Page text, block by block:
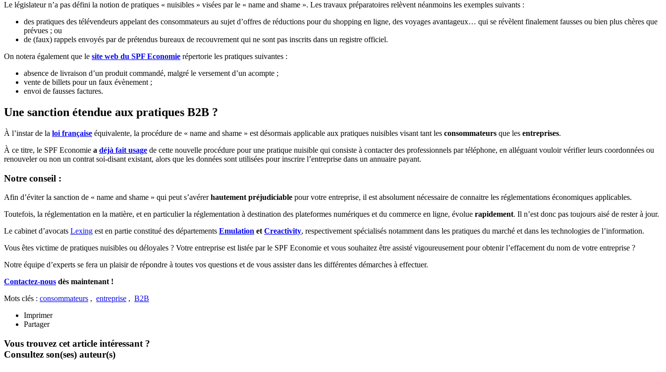
Le législateur n’a pas défini la notion de pratiques « nuisibles » visées par le « name and shame ». Les travaux préparatoires relèvent néanmoins les exemples suivants :
des pratiques des télévendeurs appelant des consommateurs au sujet d’offres de réductions pour du shopping en ligne, des voyages avantageux… qui se révèlent finalement fausses ou bien plus chères que
prévues ; ou
de (faux) rappels envoyés par de prétendus bureaux de recouvrement qui ne sont pas inscrits dans un registre officiel.
On notera également que le site web du SPF Economie répertorie les pratiques suivantes :
absence de livraison d’un produit commandé, malgré le versement d’un acompte ;
vente de billets pour un faux évènement ;
envoi de fausses factures.
Une sanction étendue aux pratiques B2B ?
À l’instar de la loi française équivalente, la procédure de « name and shame » est désormais applicable aux pratiques nuisibles visant tant les consommateurs que les entreprises.
À ce titre, le SPF Economie a déjà fait usage de cette nouvelle procédure pour une pratique nuisible qui consiste à contacter des professionnels par téléphone, en alléguant vouloir vérifier leurs coordonnées ou
renouveler ou non un contrat soi-disant existant, alors que les données sont utilisées pour inscrire l’entreprise dans un annuaire payant.
Notre conseil :
Afin d’éviter la sanction de « name and shame » qui peut s’avérerhautement préjudiciable pour votre entreprise, il est absolument nécessaire de connaitre les réglementations économiques applicables.
Toutefois, la réglementation en la matière, et en particulier la réglementation à destination des plateformes numériques et du commerce en ligne, évolue rapidement. Il n’est donc pas toujours aisé de rester à jour.
Le cabinet d’avocats Lexing est en partie constitué des départements Emulation et Creactivity, respectivement spécialisés notamment dans les pratiques du marché et dans les technologies de l’information.
Vous êtes victime de pratiques nuisibles ou déloyales ? Votre entreprise est listée par le SPF Economie et vous souhaitez être assisté vigoureusement pour obtenir l’effacement du nom de votre entreprise ?
Notre équipe d’experts se fera un plaisir de répondre à toutes vos questions et de vous assister dans les différentes démarches à effectuer.
Contactez-nous dès maintenant !
Mots clés : consommateurs , entreprise , B2B
Imprimer
Partager
Vous trouvez cet article intéressant ?
Consultez son(ses) auteur(s)